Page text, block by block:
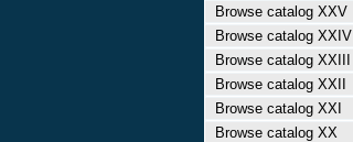
Browse catalog XXV
Browse catalog XXIV
Browse catalog XXIII
Browse catalog XXII
Browse catalog XXI
Browse catalog XX